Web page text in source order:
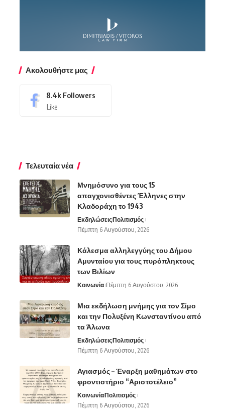
Ακολουθήστε μας
8.4k Followers
Like
Τελευταία νέα
Μνημόσυνο για τους 15
απαγχονισθέντες Έλληνες στην
Κλαδοράχη το 1943
ΕκδηλώσειςΠολιτισμός
Πέμπτη 6 Αυγούστου, 2026
Κάλεσμα αλληλεγγύης του Δήμου
Αμυνταίου για τους πυρόπληκτους
των Βιλίων
Κοινωνία Πέμπτη 6 Αυγούστου, 2026
Μια εκδήλωση μνήμης για τον Σίμο
και την Πολυξένη Κωνσταντίνου από
τα Άλωνα
ΕκδηλώσειςΠολιτισμός
Πέμπτη 6 Αυγούστου, 2026
Αγιασμός – Έναρξη μαθημάτων στο
φροντιστήριο “Αριστοτέλειο”
ΚοινωνίαΠολιτισμός
Πέμπτη 6 Αυγούστου, 2026